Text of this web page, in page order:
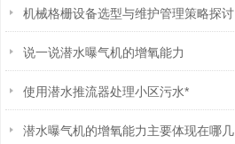
机械格栅设备选型与维护管理策略探讨
说一说潜水曝气机的增氧能力
使用潜水推流器处理小区污水*